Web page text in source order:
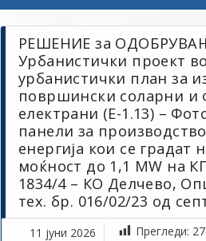
РЕШЕНИЕ за
Урбанистички проект
урбанистички план за
површински соларни и
електрани (Е-1.13) –
панели за
енергија кои се градат
моќност до 1,1 MW на
1834/4 – КО Делчево,
тех. бр. 016/02/23 од
11 јуни 2026 Прегледи: